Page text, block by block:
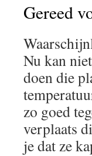
Gereed
Nu kan
doen die
zo goed
verplaats
je dat ze